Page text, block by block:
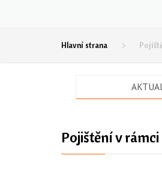
Hlavní strana
Pojištění v